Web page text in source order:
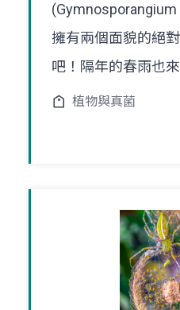
擁有兩個面貌的絕
吧！隔年的春雨也
植物與真菌